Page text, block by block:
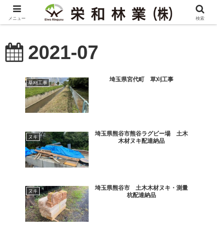
2021-07
草刈工事 埼玉県宮代町 草刈工事
ヌキ
埼玉県熊谷市熊谷ラグビー場 土木
木材ヌキ配達納品
ヌキ
埼玉県熊谷市 土木木材ヌキ・測量
杭配達納品
メニュー 検索